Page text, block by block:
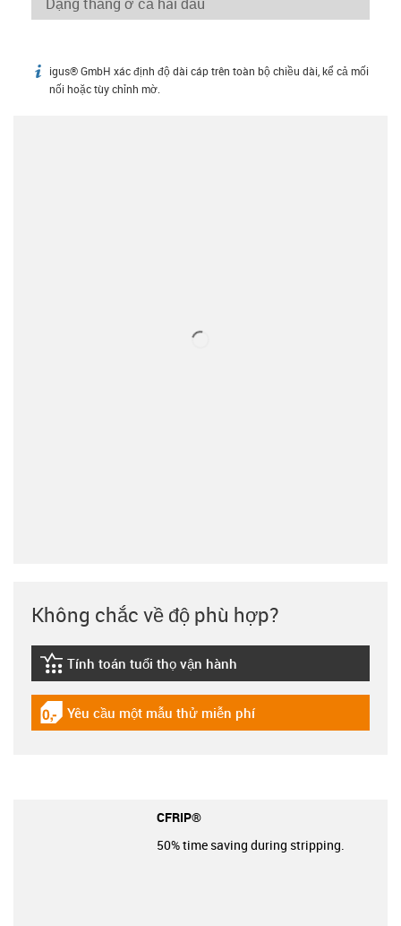
igus-icon-info
igus® GmbH xác định độ dài cáp trên toàn bộ chiều dài, kể cả mối
nối hoặc tùy chỉnh mờ.
Không chắc về độ phù hợp?
igus-icon-lebensdauerrechner
Tính toán tuổi thọ vận hành
igus-icon-gratismuster
Yêu cầu một mẫu thử miễn phí
CFRIP®
50% time saving during stripping.